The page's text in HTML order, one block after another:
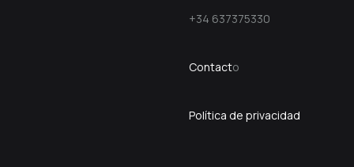
+34 637375330
Contacto
Política de privacidad